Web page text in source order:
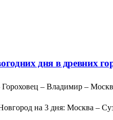
дня в
– Владимир –
на 3 дня: Москва –